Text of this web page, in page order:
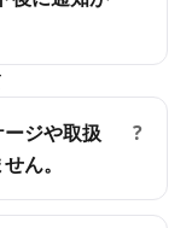
ジや取扱
ん。
?